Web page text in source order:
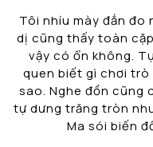
Tôi nhíu mày đắn đo
dị cũng thấy toàn
vậy có ổn không.
quen biết gì chơi trò
sao. Nghe đồn cũng
tự dưng trăng tròn
Ma sói biến